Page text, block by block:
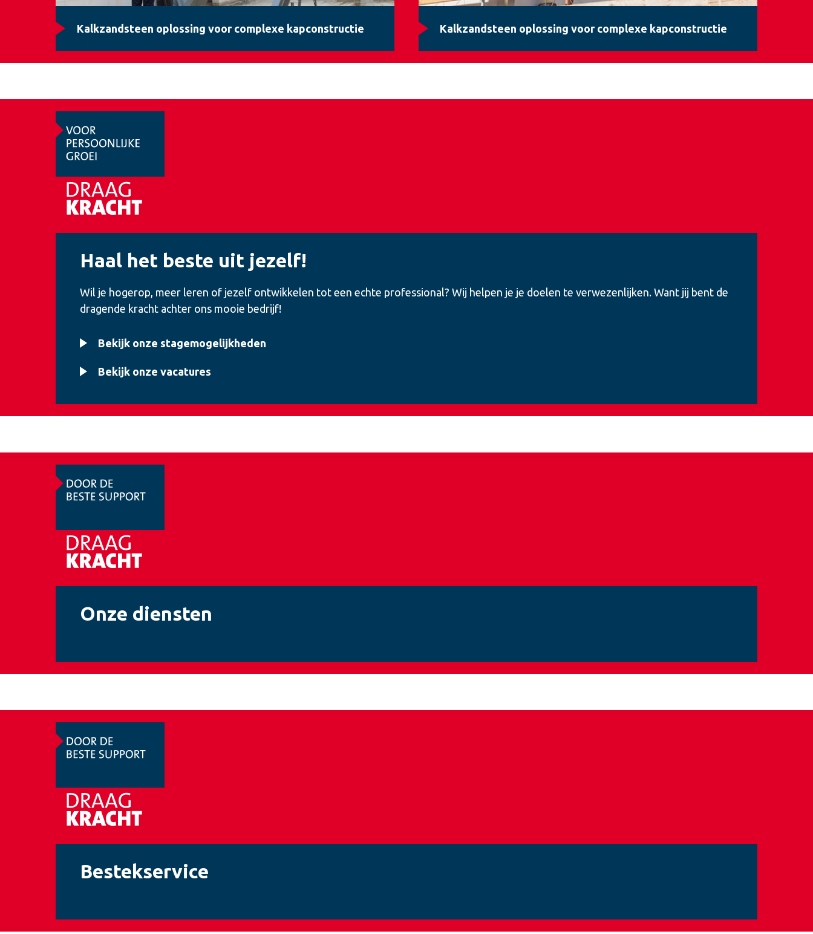
Kalkzandsteen oplossing voor complexe kapconstructie Kalkzandsteen oplossing voor complexe kapconstructie
Haal het beste uit jezelf!
Wil je hogerop, meer leren of jezelf ontwikkelen tot een echte professional? Wij helpen je je doelen te verwezenlijken. Want jij bent de
dragende kracht achter ons mooie bedrijf!
Bekijk onze stagemogelijkheden
Bekijk onze vacatures
Onze diensten
Bestekservice